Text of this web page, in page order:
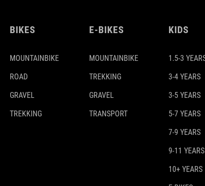
BIKES
MOUNTAINBIKE
ROAD
GRAVEL
TREKKING
E-BIKES
MOUNTAINBIKE
TREKKING
GRAVEL
TRANSPORT
KIDS
1.5-3
3-4 YEARS
3-5 YEARS
5-7 YEARS
7-9 YEARS
9-11 YEARS
10+ YEARS